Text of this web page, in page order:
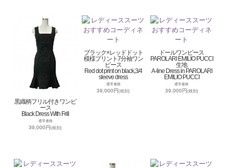
黒織柄フリル付きワンピ
ース
Black Dress With Frill
通常価格
39,000円(税別)
ブラック×レッドドット
模様プリント7分袖ワン
ピース
Red dot print on black,3/4
sleeve dress
通常価格
39,000円(税別)
ドールワンピース
PAROLARI EMILIO PUCCI
生地
A-line Dress in PAROLARI
EMILIO PUCCI
通常価格
39,000円(税別)